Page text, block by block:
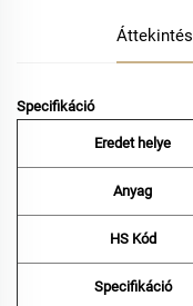
Áttekintés
Specifikáció
Eredet helye
Anyag
HS Kód
Specifikáció